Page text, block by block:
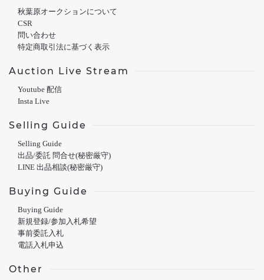
秋葉原オークションについて
CSR
問い合わせ
特定商取引法に基づく表示
Auction Live Stream
Youtube 配信
Insta Live
Selling Guide
Selling Guide
出品/委託 問合せ(秘密厳守)
LINE 出品相談(秘密厳守)
Buying Guide
Buying Guide
新規登録/参加入札希望
事前委託入札
電話入札申込
Other